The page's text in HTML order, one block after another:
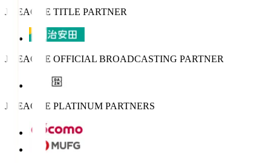
J.LEAGUE TITLE PARTNER
J.LEAGUE OFFICIAL BROADCASTING PARTNER
J.LEAGUE PLATINUM PARTNERS